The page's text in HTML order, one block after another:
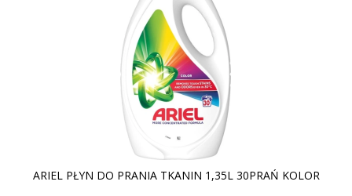
ARIEL PŁYN DO PRANIA TKANIN 1,35L 30PRAŃ KOLOR